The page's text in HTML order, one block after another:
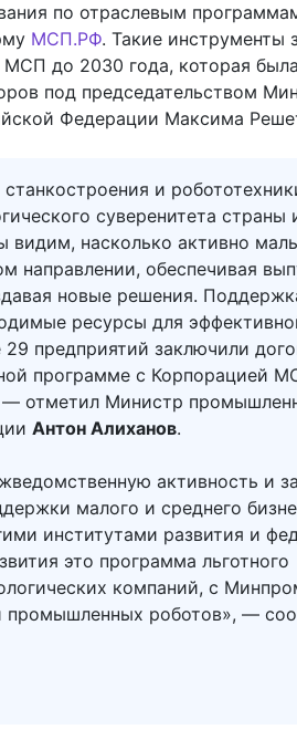
по отраслевым
МСП.РФ. Такие инструменты
МСП до 2030 года, которая была
под председательством
Федерации Максима
и
суверенитета страны
видим, насколько активно
направлении, обеспечивая
новые решения.
ресурсы для
предприятий заключили
программе с Корпорацией
отметил Министр
Антон Алиханов.
активность и
малого и среднего
институтами развития и
это программа льготного
компаний, с
промышленных роботов», —